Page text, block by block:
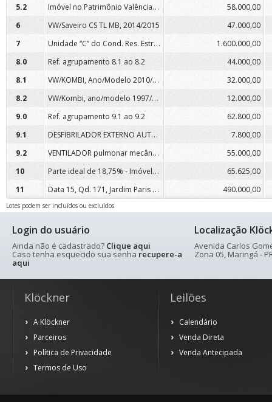
5.2
Imóvel no Patrimônio Valência, Ângulo/PR.
58.000,00
6
VW/Saveiro CS TL MB, 2014/2015
47.000,00
7
Unidade “C” do Cond. Res. Estrela Dourada, Maringá/Pr.
1.600.000,00
8.0
Ref. agrupamento 8.1 ao 8.2
44.000,00
8.1
VW/KOMBI, Ano/Modelo 2010/2010
32.000,00
8.2
VW/Kombi, ano/modelo 1997/1998
12.000,00
9.0
Ref. agrupamento 9.1 ao 9.2
62.800,00
9.1
DESFIBRILADOR EXTERNO AUTOMÁTICO – ISIS
7.800,00
9.2
VENTILADOR pulmonar mecânico, marca VYAIRE
55.000,00
10
Parte ideal de 18,75% - Imóvel no Jd. Oásis, em Maringá/Pr.
65.625,00
11
Data 15, Qd. 171, Jardim Paris II, Maringá -PR. 490.000,00
Lotes podem ser incluídos ou excluídos
Login do usuário
Ainda não é cadastrado? Clique aqui
Caso tenha esquecido sua senha recupere-a
aqui
Localização
Avenida Carlos
Zona 05, Maringá -
Klöckner
A Klöckner
Parceiros
Política de Privacidade
Termos de Uso
Leilões
Calendário
Venda Direta
Venda Antecipada